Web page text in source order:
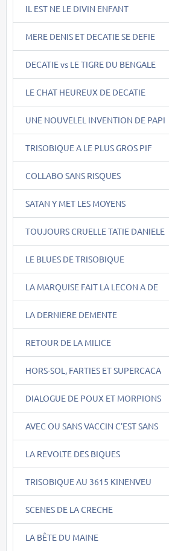
IL EST NE LE DIVIN ENFANT
MERE DENIS ET DECATIE SE DEFIE
DECATIE vs LE TIGRE DU BENGALE
LE CHAT HEUREUX DE DECATIE
UNE NOUVELEL INVENTION DE PAPI
TRISOBIQUE A LE PLUS GROS PIF
COLLABO SANS RISQUES
SATAN Y MET LES MOYENS
TOUJOURS CRUELLE TATIE DANIELE
LE BLUES DE TRISOBIQUE
LA MARQUISE FAIT LA LECON A DE
LA DERNIERE DEMENTE
RETOUR DE LA MILICE
HORS-SOL, FARTIES ET SUPERCACA
DIALOGUE DE POUX ET MORPIONS
AVEC OU SANS VACCIN C'EST SANS
LA REVOLTE DES BIQUES
TRISOBIQUE AU 3615 KINENVEU
SCENES DE LA CRECHE
LA BÊTE DU MAINE